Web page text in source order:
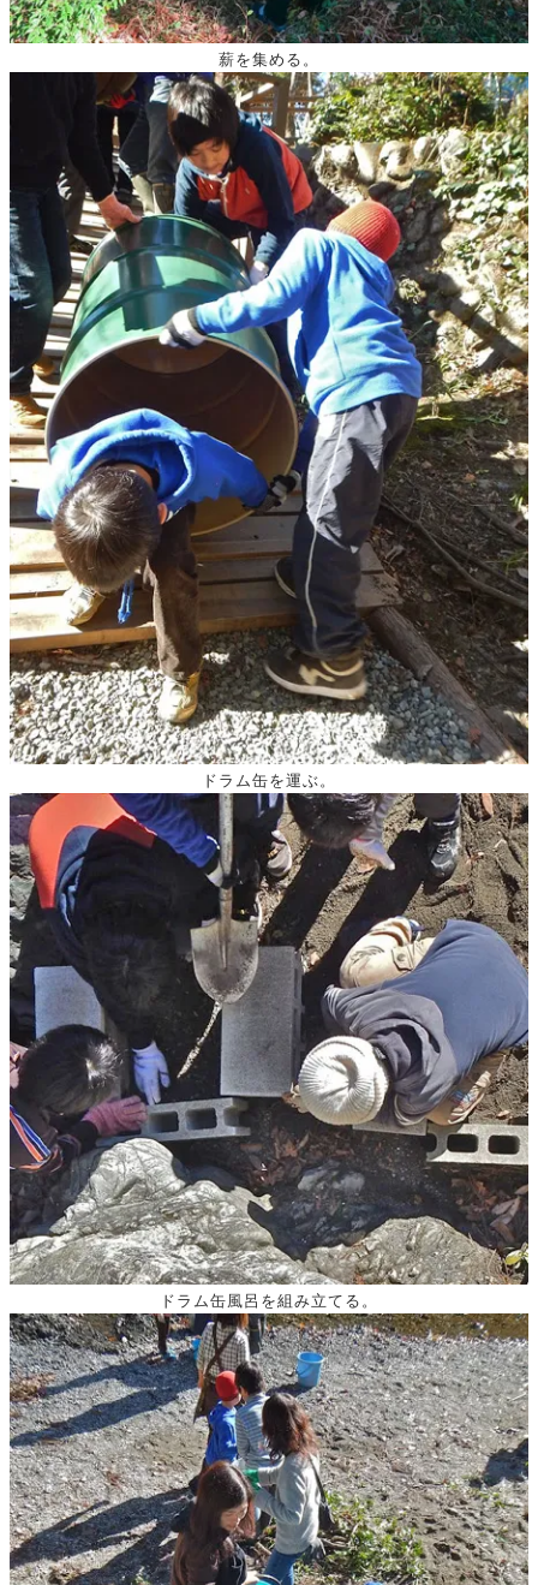
薪を集める。
ドラム缶を運ぶ。
ドラム缶風呂を組み立てる。